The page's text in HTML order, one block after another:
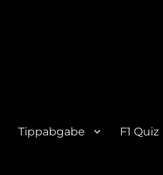
Tippabgabe F1 Quiz